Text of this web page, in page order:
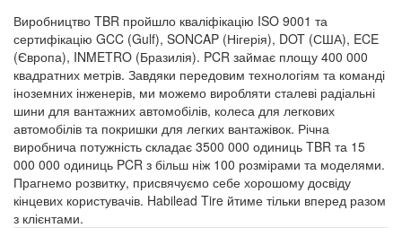
Виробництво TBR пройшло кваліфікацію ISO 9001 та
сертифікацію GCC (Gulf), SONCAP (Нігерія), DOT (США), ECE
(Європа), INMETRO (Бразилія). PCR займає площу 400 000
квадратних метрів. Завдяки передовим технологіям та команді
іноземних інженерів, ми можемо виробляти сталеві радіальні
шини для вантажних автомобілів, колеса для легкових
автомобілів та покришки для легких вантажівок. Річна
виробнича потужність складає 3500 000 одиниць TBR та 15
000 000 одиниць PCR з більш ніж 100 розмірами та моделями.
Прагнемо розвитку, присвячуємо себе хорошому досвіду
кінцевих користувачів. Habilead Tire йтиме тільки вперед разом
з клієнтами.